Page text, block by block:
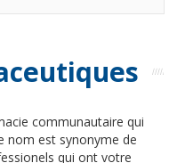
communautaire qui
nom est synonyme de
qui ont votre
RENDEZ-VOUS